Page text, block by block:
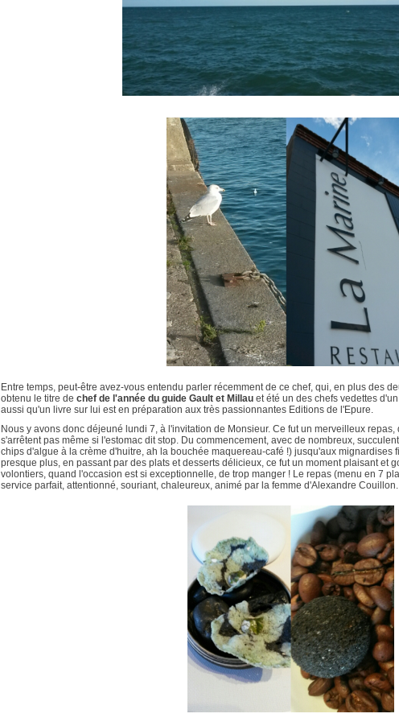
Entre temps, peut-être avez-vous entendu parler récemment de ce chef, qui, en plus des
obtenu le titre de chef de l'année du guide Gault et Millau et été un des chefs vedettes
aussi qu'un livre sur lui est en préparation aux très passionnantes Editions de l'Epure.
Nous y avons donc déjeuné lundi 7, à l'invitation de Monsieur. Ce fut un merveilleux
s'arrêtent pas même si l'estomac dit stop. Du commencement, avec de nombreux,
chips d'algue à la crème d'huitre, ah la bouchée maquereau-café !) jusqu'aux mignardises
presque plus, en passant par des plats et desserts délicieux, ce fut un moment plaisant et
volontiers, quand l'occasion est si exceptionnelle, de trop manger ! Le repas (menu en 7
service parfait, attentionné, souriant, chaleureux, animé par la femme d'Alexandre Couillon.